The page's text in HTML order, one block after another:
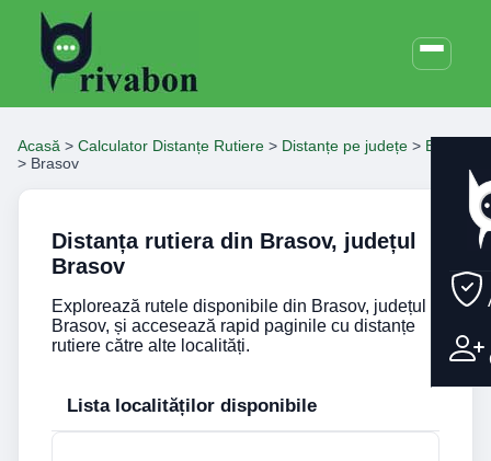
Acasă > Calculator Distanțe Rutiere > Distanțe pe județe > Brasov
> Brasov
Distanța rutiera din Brasov, județul
Brasov
Explorează rutele disponibile din Brasov, județul
Brasov, și accesează rapid paginile cu distanțe
rutiere către alte localități.
Lista localităților disponibile